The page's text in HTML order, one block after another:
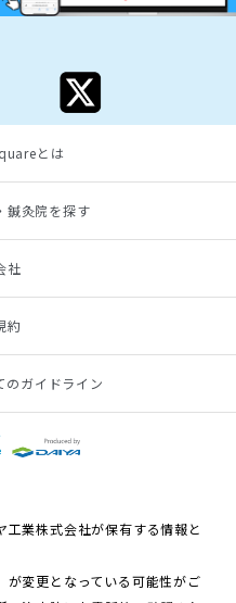
とは
鍼灸院を探す
社
約
のガイドライン
業株式会社が保有する情報と
変更となっている可能性がご